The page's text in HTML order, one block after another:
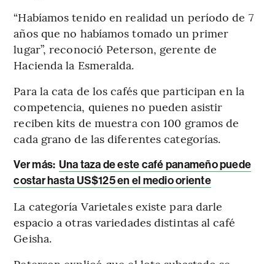
“Habíamos tenido en realidad un período de 7
años que no habíamos tomado un primer
lugar”, reconoció Peterson, gerente de
Hacienda la Esmeralda.
Para la cata de los cafés que participan en la
competencia, quienes no pueden asistir
reciben kits de muestra con 100 gramos de
cada grano de las diferentes categorías.
Ver más: Una taza de este café panameño puede
costar hasta US$125 en el medio oriente
La categoría Varietales existe para darle
espacio a otras variedades distintas al café
Geisha.